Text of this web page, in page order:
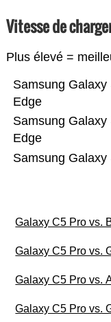
Vitesse de
Plus élevé =
Samsung Galaxy
Samsung Galaxy
Edge
Samsung Galaxy
Edge
Galaxy C5 Pro vs.
Galaxy C5 Pro vs.
Galaxy C5 Pro vs.
Galaxy C5 Pro vs.